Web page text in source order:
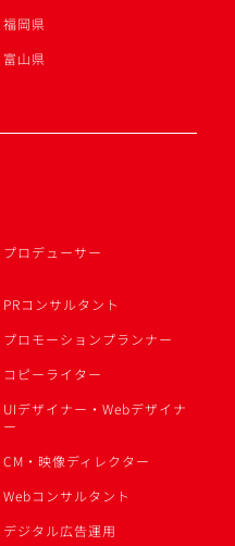
福岡県
富山県
プロデューサー
PRコンサルタント
プロモーションプランナー
コピーライター
UIデザイナー・Webデザイナ
ー
CM・映像ディレクター
Webコンサルタント
デジタル広告運用